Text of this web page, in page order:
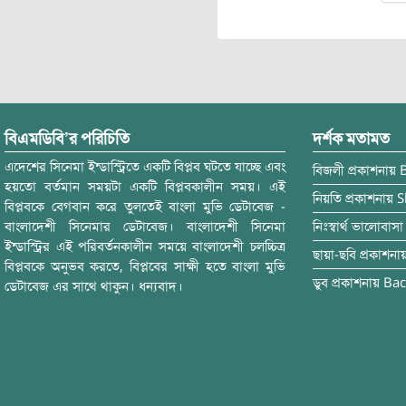
বিএমডিবি’র পরিচিতি
এদেশের সিনেমা ইন্ডাস্ট্রিতে একটি বিপ্লব ঘটতে যাচ্ছে এবং
হয়তো বর্তমান সময়টা একটি বিপ্লবকালীন সময়। এই
বিপ্লবকে বেগবান করে তুলতেই বাংলা মুভি ডেটাবেজ -
বাংলাদেশী সিনেমার ডেটাবেজ। বাংলাদেশী সিনেমা
ইন্ডাস্ট্রির এই পরিবর্তনকালীন সময়ে বাংলাদেশী চলচ্চিত্র
বিপ্লবকে অনুভব করতে, বিপ্লবের সাক্ষী হতে বাংলা মুভি
ডেটাবেজ এর সাথে থাকুন। ধন্যবাদ।
দর্শক মতামত
বিজলী প্রকাশনায়
নিয়তি প্রকাশনায়
নিঃস্বার্থ ভালোবাসা
ছায়া-ছবি
ডুব প্রকাশনায়